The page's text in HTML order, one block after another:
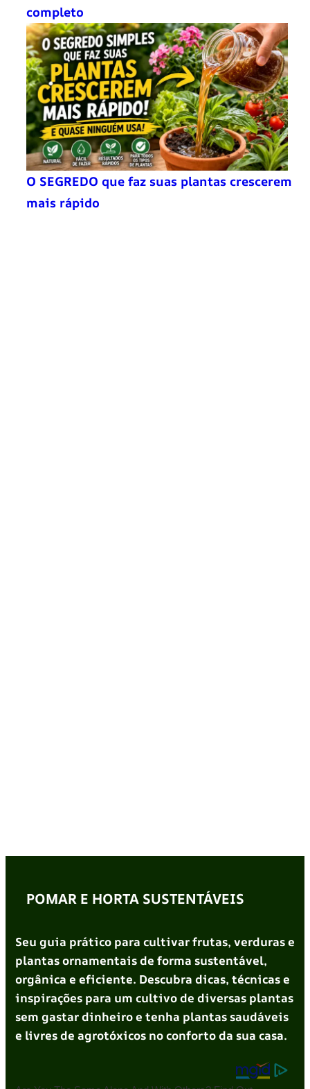
completo
O SEGREDO que faz suas plantas crescerem
mais rápido
POMAR E HORTA SUSTENTÁVEIS
Seu guia prático para cultivar frutas, verduras e
plantas ornamentais de forma sustentável,
orgânica e eficiente. Descubra dicas, técnicas e
inspirações para um cultivo de diversas plantas
sem gastar dinheiro e tenha plantas saudáveis
e livres de agrotóxicos no conforto da sua casa.